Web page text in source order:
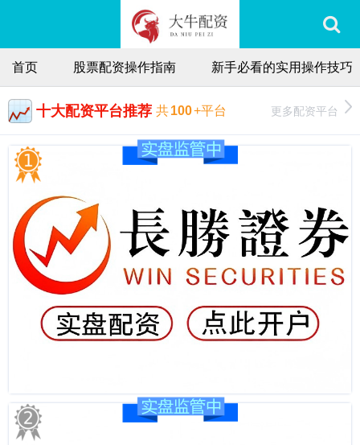
首页 股票配资操作指南 新手必看的实用操作技巧
十大配资平台推荐 共100+平台 更多配资平台